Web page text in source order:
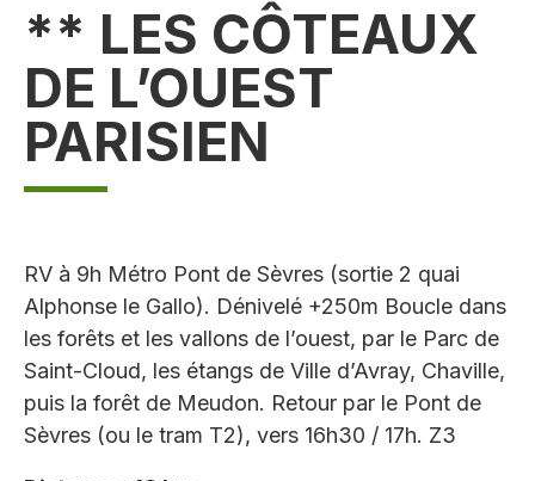
** LES CÔTEAUX
DE L’OUEST
PARISIEN
RV à 9h Métro Pont de Sèvres (sortie 2 quai
Alphonse le Gallo). Dénivelé +250m Boucle dans
les forêts et les vallons de l’ouest, par le Parc de
Saint-Cloud, les étangs de Ville d’Avray, Chaville,
puis la forêt de Meudon. Retour par le Pont de
Sèvres (ou le tram T2), vers 16h30 / 17h. Z3